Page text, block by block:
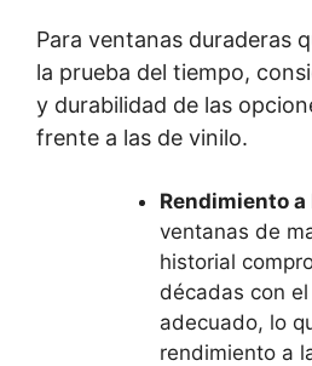
Para ventanas duraderas
la prueba del tiempo,
y durabilidad de las
frente a las de vinilo.
Rendimiento a
ventanas de
historial
décadas con
adecuado, lo
rendimiento a